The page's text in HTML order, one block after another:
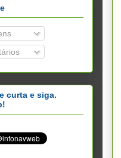
curta e siga.